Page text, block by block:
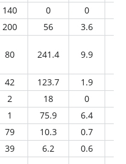
140 0 0
200 56 3.6
80 241.4 9.9
42 123.7 1.9
2 18 0
1 75.9 6.4
79 10.3 0.7
39 6.2 0.6